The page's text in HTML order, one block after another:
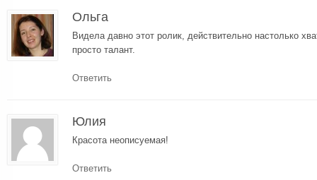
Ольга
Видела давно этот ролик, действительно настолько
просто талант.
Ответить
Юлия
Красота неописуемая!
Ответить